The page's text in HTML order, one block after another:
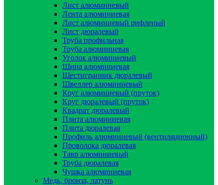
Лист алюминиевый
Лента алюминиевая
Лист алюминиевый рифленый
Лист дюралевый
Труба профильная
Труба алюминиевая
Уголок алюминиевый
Шина алюминиевая
Шестигранник дюралевый
Швеллер алюминиевый
Круг алюминиевый (пруток)
Круг дюралевый (пруток)
Квадрат дюралевый
Плита алюминиевая
Плита дюралевая
Профиль алюминиевый (вентиляционный)
Проволока дюралевая
Тавр алюминиевый
Труба дюралевая
Чушка алюминиевая
Медь, бронза, латунь